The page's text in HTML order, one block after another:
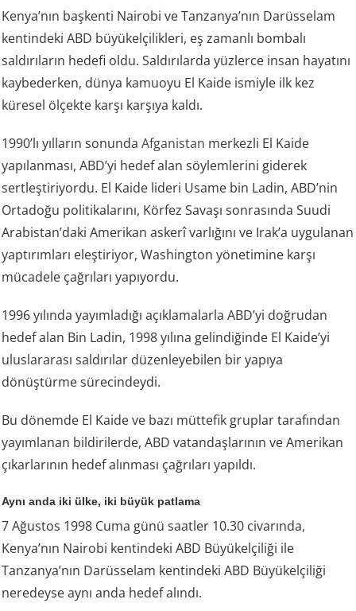
Kenya’nın başkenti Nairobi ve Tanzanya’nın Darüsselam
kentindeki ABD büyükelçilikleri, eş zamanlı bombalı
saldırıların hedefi oldu. Saldırılarda yüzlerce insan hayatını
kaybederken, dünya kamuoyu El Kaide ismiyle ilk kez
küresel ölçekte karşı karşıya kaldı.
1990’lı yılların sonundaAfganistan merkezli El Kaide
yapılanması, ABD’yi hedef alan söylemlerini giderek
sertleştiriyordu. El Kaide lideri Usame bin Ladin, ABD’nin
Ortadoğu politikalarını, Körfez Savaşı sonrasında Suudi
Arabistan’daki Amerikan askerî varlığını ve Irak’a uygulanan
yaptırımları eleştiriyor, Washington yönetimine karşı
mücadele çağrıları yapıyordu.
1996 yılında yayımladığı açıklamalarla ABD’yi doğrudan
hedef alan Bin Ladin, 1998 yılına gelindiğinde El Kaide’yi
uluslararası saldırılar düzenleyebilen bir yapıya
dönüştürme sürecindeydi.
Bu dönemde El Kaide ve bazı müttefik gruplar tarafından
yayımlanan bildirilerde, ABD vatandaşlarının ve Amerikan
çıkarlarının hedef alınması çağrıları yapıldı.
Aynı anda iki ülke, iki büyük patlama
7 Ağustos 1998 Cuma günü saatler 10.30 civarında,
Kenya’nın Nairobi kentindeki ABD Büyükelçiliği ile
Tanzanya’nın Darüsselam kentindeki ABD Büyükelçiliği
neredeyse aynı anda hedef alındı.